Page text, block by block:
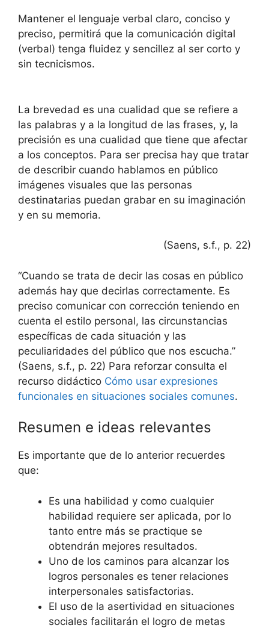
Mantener el lenguaje verbal claro, conciso y
preciso, permitirá que la comunicación digital
(verbal) tenga fluidez y sencillez al ser corto y
sin tecnicismos.
La brevedad es una cualidad que se refiere a
las palabras y a la longitud de las frases, y, la
precisión es una cualidad que tiene que afectar
a los conceptos. Para ser precisa hay que tratar
de describir cuando hablamos en público
imágenes visuales que las personas
destinatarias puedan grabar en su imaginación
y en su memoria.
(Saens, s.f., p. 22)
“Cuando se trata de decir las cosas en público
además hay que decirlas correctamente. Es
preciso comunicar con corrección teniendo en
cuenta el estilo personal, las circunstancias
específicas de cada situación y las
peculiaridades del público que nos escucha.”
(Saens, s.f., p. 22) Para reforzar consulta el
recurso didáctico Cómo usar expresiones
funcionales en situaciones sociales comunes.
Resumen e ideas relevantes
Es importante que de lo anterior recuerdes
que:
Es una habilidad y como cualquier
habilidad requiere ser aplicada, por lo
tanto entre más se practique se
obtendrán mejores resultados.
Uno de los caminos para alcanzar los
logros personales es tener relaciones
interpersonales satisfactorias.
El uso de la asertividad en situaciones
sociales facilitarán el logro de metas